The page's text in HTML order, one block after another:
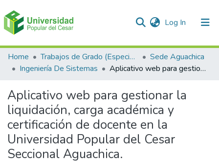
Log In (current)
Communities & Collections
All of DSpace
Statistics
Home Trabajos de Grado (Especializaciones y Pregrados)
Sede Aguachica
Ingeniería De Sistemas
Aplicativo web para gestionar la liquidación, carga académica y certificación de docente en la Universidad Popular del Cesar Seccional Aguachica.
Aplicativo web para gestionar la
liquidación, carga académica y
certificación de docente en la
Universidad Popular del Cesar
Seccional Aguachica.